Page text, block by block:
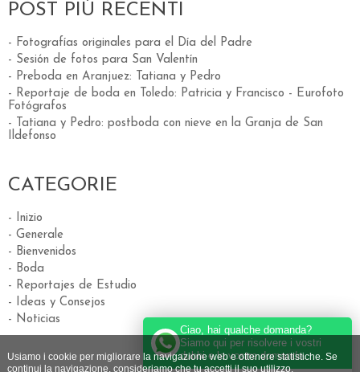
POST PIÙ RECENTI
- Fotografías originales para el Día del Padre
- Sesión de fotos para San Valentín
- Preboda en Aranjuez: Tatiana y Pedro
- Reportaje de boda en Toledo: Patricia y Francisco - Eurofoto
Fotógrafos
- Tatiana y Pedro: postboda con nieve en la Granja de San
Ildefonso
CATEGORIE
- Inizio
- Generale
- Bienvenidos
- Boda
- Reportajes de Estudio
- Ideas y Consejos
- Noticias
Usiamo i cookie per migliorare la navigazione web e ottenere statistiche. Se
continui la navigazione, consideriamo che tu accetti il suo utilizzo.
Ciao, hai qualche domanda?
Siamo qui per risolvere i vostri
dubbi e le vostre domande.